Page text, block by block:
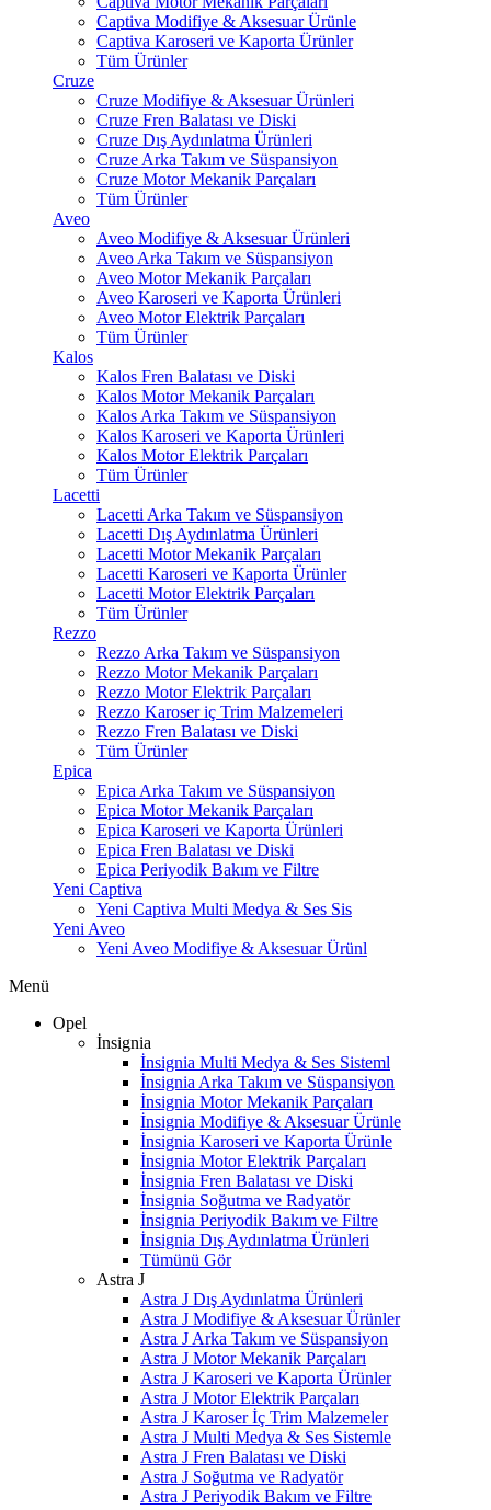
Captiva Modifiye & Aksesuar Ürünle
Captiva Karoseri ve Kaporta Ürünler
Tüm Ürünler
Cruze
Cruze Modifiye & Aksesuar Ürünleri
Cruze Fren Balatası ve Diski
Cruze Dış Aydınlatma Ürünleri
Cruze Arka Takım ve Süspansiyon
Cruze Motor Mekanik Parçaları
Tüm Ürünler
Aveo
Aveo Modifiye & Aksesuar Ürünleri
Aveo Arka Takım ve Süspansiyon
Aveo Motor Mekanik Parçaları
Aveo Karoseri ve Kaporta Ürünleri
Aveo Motor Elektrik Parçaları
Tüm Ürünler
Kalos
Kalos Fren Balatası ve Diski
Kalos Motor Mekanik Parçaları
Kalos Arka Takım ve Süspansiyon
Kalos Karoseri ve Kaporta Ürünleri
Kalos Motor Elektrik Parçaları
Tüm Ürünler
Lacetti
Lacetti Arka Takım ve Süspansiyon
Lacetti Dış Aydınlatma Ürünleri
Lacetti Motor Mekanik Parçaları
Lacetti Karoseri ve Kaporta Ürünler
Lacetti Motor Elektrik Parçaları
Tüm Ürünler
Rezzo
Rezzo Arka Takım ve Süspansiyon
Rezzo Motor Mekanik Parçaları
Rezzo Motor Elektrik Parçaları
Rezzo Karoser iç Trim Malzemeleri
Rezzo Fren Balatası ve Diski
Tüm Ürünler
Epica
Epica Arka Takım ve Süspansiyon
Epica Motor Mekanik Parçaları
Epica Karoseri ve Kaporta Ürünleri
Epica Fren Balatası ve Diski
Epica Periyodik Bakım ve Filtre
Yeni Captiva
Yeni Captiva Multi Medya & Ses Sis
Yeni Aveo
Yeni Aveo Modifiye & Aksesuar Ürünl
Menü
Opel
İnsignia
İnsignia Multi Medya & Ses Sisteml
İnsignia Arka Takım ve Süspansiyon
İnsignia Motor Mekanik Parçaları
İnsignia Modifiye & Aksesuar Ürünle
İnsignia Karoseri ve Kaporta Ürünle
İnsignia Motor Elektrik Parçaları
İnsignia Fren Balatası ve Diski
İnsignia Soğutma ve Radyatör
İnsignia Periyodik Bakım ve Filtre
İnsignia Dış Aydınlatma Ürünleri
Tümünü Gör
Astra J
Astra J Dış Aydınlatma Ürünleri
Astra J Modifiye & Aksesuar Ürünler
Astra J Arka Takım ve Süspansiyon
Astra J Motor Mekanik Parçaları
Astra J Karoseri ve Kaporta Ürünler
Astra J Motor Elektrik Parçaları
Astra J Karoser İç Trim Malzemeler
Astra J Multi Medya & Ses Sistemle
Astra J Fren Balatası ve Diski
Astra J Soğutma ve Radyatör
Astra J Periyodik Bakım ve Filtre